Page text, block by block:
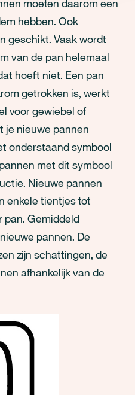
moeten daarom een
hebben. Ook
geschikt. Vaak wordt
van de pan helemaal
hoeft niet. Een pan
getrokken is, werkt
voor gewiebel of
je nieuwe pannen
onderstaand symbool
met dit symbool
Nieuwe pannen
enkele tientjes tot
pan. Gemiddeld
pannen. De
zijn schattingen, de
afhankelijk van de